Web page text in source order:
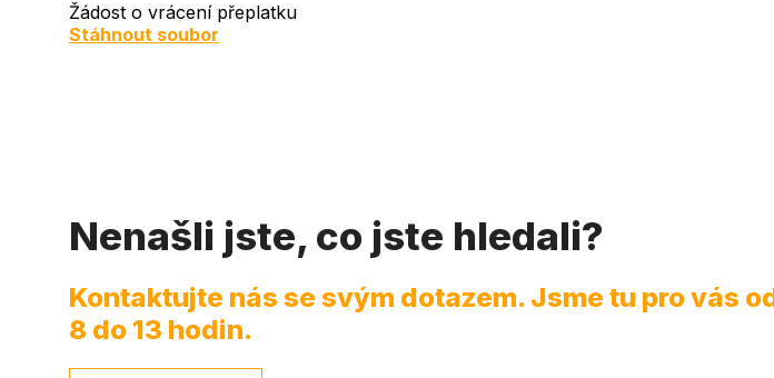
Žádost o vrácení přeplatku
Document
Stáhnout soubor
Nenašli jste, co jste hledali?
Kontaktujte nás se svým dotazem. Jsme tu pro vás
8 do 13 hodin.